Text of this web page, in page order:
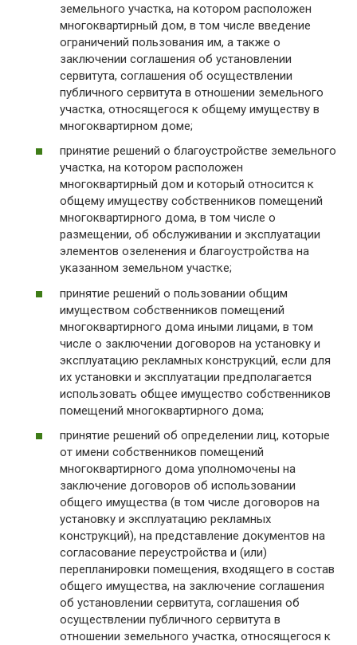
земельного участка, на котором расположен
многоквартирный дом, в том числе введение
ограничений пользования им, а также о
заключении соглашения об установлении
сервитута, соглашения об осуществлении
публичного сервитута в отношении земельного
участка, относящегося к общему имуществу в
многоквартирном доме;
принятие решений о благоустройстве земельного
участка, на котором расположен
многоквартирный дом и который относится к
общему имуществу собственников помещений
многоквартирного дома, в том числе о
размещении, об обслуживании и эксплуатации
элементов озеленения и благоустройства на
указанном земельном участке;
принятие решений о пользовании общим
имуществом собственников помещений
многоквартирного дома иными лицами, в том
числе о заключении договоров на установку и
эксплуатацию рекламных конструкций, если для
их установки и эксплуатации предполагается
использовать общее имущество собственников
помещений многоквартирного дома;
принятие решений об определении лиц, которые
от имени собственников помещений
многоквартирного дома уполномочены на
заключение договоров об использовании
общего имущества (в том числе договоров на
установку и эксплуатацию рекламных
конструкций), на представление документов на
согласование переустройства и (или)
перепланировки помещения, входящего в состав
общего имущества, на заключение соглашения
об установлении сервитута, соглашения об
осуществлении публичного сервитута в
отношении земельного участка, относящегося к